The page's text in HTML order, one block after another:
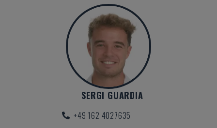
SERGI GUARDIA
+49 162 4027635